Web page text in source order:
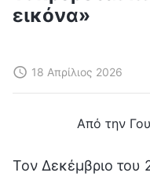
εικόνα»
18 Απρίλιος 2026
Από την
Τον Δεκέμβριο του